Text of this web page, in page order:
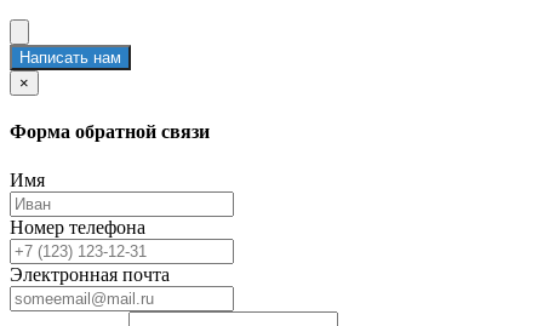
Написать нам
×
Форма обратной связи
Имя
Номер телефона
Электронная почта